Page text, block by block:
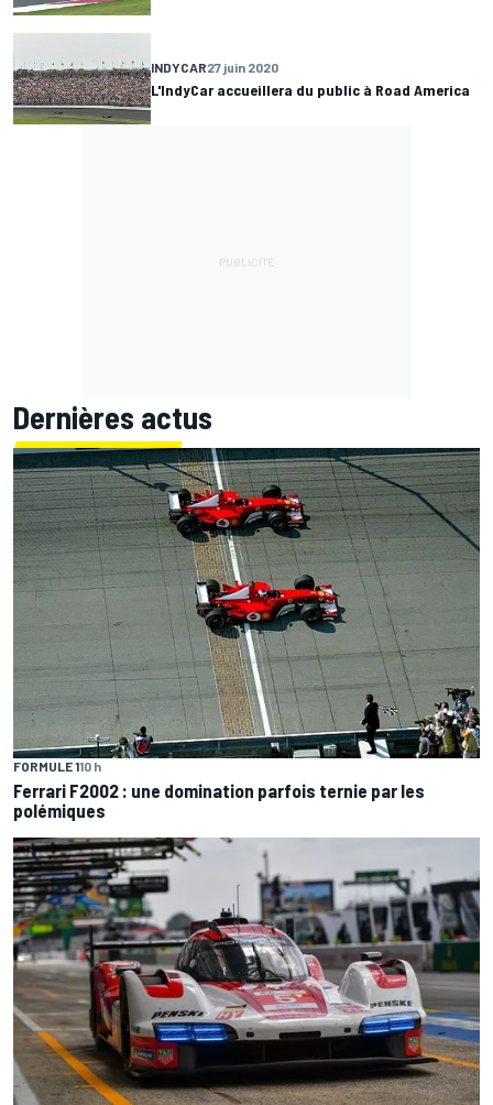
INDYCAR27 juin 2020
L'IndyCar accueillera du public à Road America
Dernières actus
FORMULE 110 h
Ferrari F2002 : une domination parfois ternie par les
polémiques